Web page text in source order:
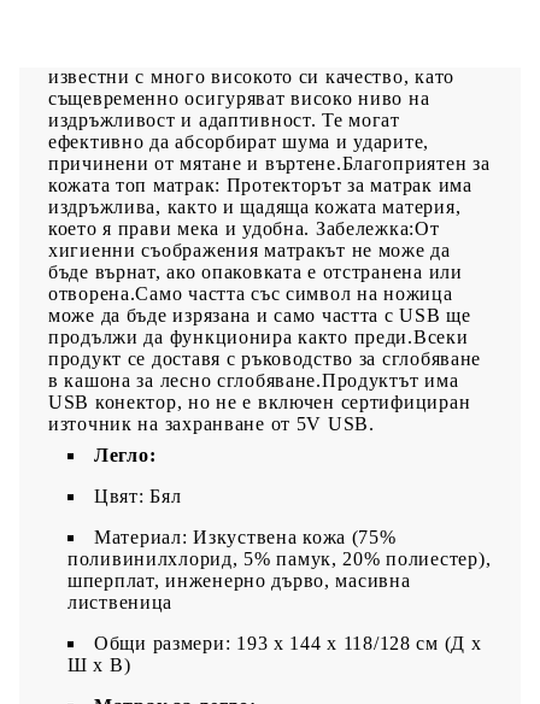
известни с много високото си качество, като
същевременно осигуряват високо ниво на
издръжливост и адаптивност. Те могат
ефективно да абсорбират шума и ударите,
причинени от мятане и въртене.Благоприятен за
кожата топ матрак: Протекторът за матрак има
издръжлива, както и щадяща кожата материя,
което я прави мека и удобна. Забележка:От
хигиенни съображения матракът не може да
бъде върнат, ако опаковката е отстранена или
отворена.Само частта със символ на ножица
може да бъде изрязана и само частта с USB ще
продължи да функционира както преди.Всеки
продукт се доставя с ръководство за сглобяване
в кашона за лесно сглобяване.Продуктът има
USB конектор, но не е включен сертифициран
източник на захранване от 5V USB.
Легло:
Цвят: Бял
Материал: Изкуствена кожа (75%
поливинилхлорид, 5% памук, 20% полиестер),
шперплат, инженерно дърво, масивна
лиственица
Общи размери: 193 x 144 x 118/128 см (Д x
Ш x В)